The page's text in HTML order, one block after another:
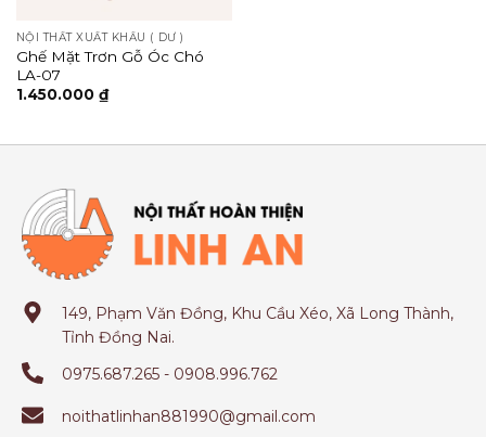
NỘI THẤT XUẤT KHẨU ( DƯ )
Ghế Mặt Trơn Gỗ Óc Chó
LA-07
1.450.000 ₫
149, Phạm Văn Đồng, Khu Cầu Xéo, Xã Long Thành,
Tỉnh Đồng Nai.
0975.687.265 - 0908.996.762
noithatlinhan881990@gmail.com